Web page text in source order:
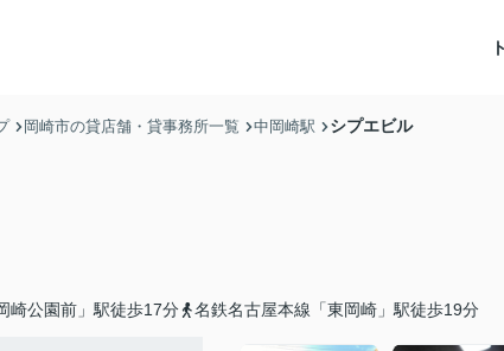
岡崎市の貸店舗・貸事務所一覧 中岡崎駅 シプエビル
崎公園前」駅徒歩17分 名鉄名古屋本線「東岡崎」駅徒歩19分